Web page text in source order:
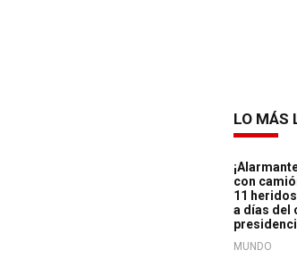
LO MÁS
con
11
a días del
MUNDO